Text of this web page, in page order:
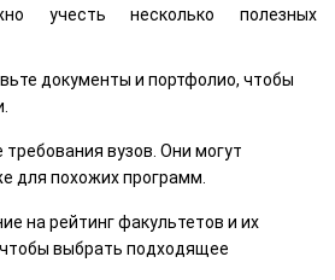
учесть несколько полезных
документы и портфолио, чтобы
требования вузов. Они могут
для похожих программ.
на рейтинг факультетов и их
выбрать подходящее